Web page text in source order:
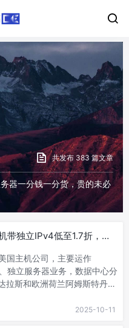
共发布 383 篇文章
器一分钱一分货，贵的未必
独立IPv4低至1.7折，西
国主机公司，主要运作
独立服务器业务，数据中心分
拉斯和欧洲荷兰阿姆斯特丹。
年低至1.7折，每一款虚拟主
2025-10-11